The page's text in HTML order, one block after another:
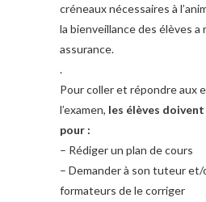
créneaux nécessaires à
la bienveillance des élèves
assurance.
.
Pour coller et répondre aux
l’examen, les élèves
pour :
– Rédiger un plan de cours
– Demander à son tuteur et/
formateurs de le corriger